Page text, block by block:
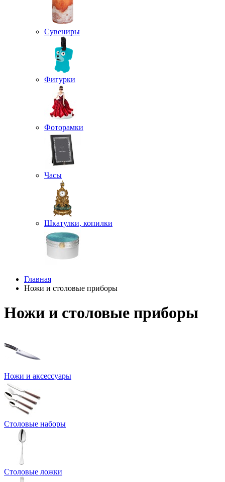
Сувениры
Фигурки
Фоторамки
Часы
Шкатулки, копилки
Главная
Ножи и столовые приборы
Ножи и столовые приборы
Ножи и аксессуары
Столовые наборы
Столовые ложки